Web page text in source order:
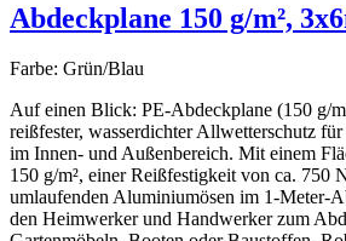
Abdeckplane 150 g/m²,
Farbe: Grün/Blau
Auf einen Blick: PE-Abdeckplane (150 g/
reißfester, wasserdichter Allwetterschutz
im Innen- und Außenbereich. Mit einem
150 g/m², einer Reißfestigkeit von ca. 750
umlaufenden Aluminiumösen im 1-Meter-
den Heimwerker und Handwerker zum